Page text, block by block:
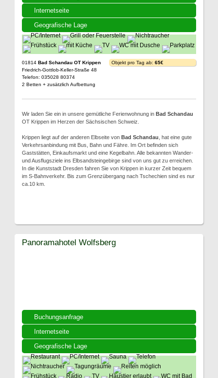
Internetseite
Geografische Lage
01814 Bad Schandau OT Krippen
Friedrich-Gottlob-Keller-Straße 48
Telefon: 035028 80374
2 Betten + zusätzlich Aufbettung
Objekt pro Tag ab: 65€
Wir laden Sie ein in unsere gemütliche Ferienwohnung in Bad Schandau
OT Krippen im Herzen der Sächsischen Schweiz.
Krippen liegt auf der anderen Elbseite von Bad Schandau , hat eine gute
Verkehrsanbindung mit Bus, Bahn und Fähre. Im Ort befinden sich
Gaststätten, Einkaufsmarkt und eine Kegelbahn. Alle bekannten Wander-
und Ausflugsziele ins Elbsandsteingebirge sind von uns gut zu erreichen.
In die Kunststadt Dresden fahren Sie von Krippen in kurzer Zeit bequem
im S-Bahnverkehr. Bis zum Grenzübergang nach Tschechien sind es nur
ca.10 km.
Buchungsanfrage
Internetseite
Geografische Lage
Panoramahotel Wolfsberg